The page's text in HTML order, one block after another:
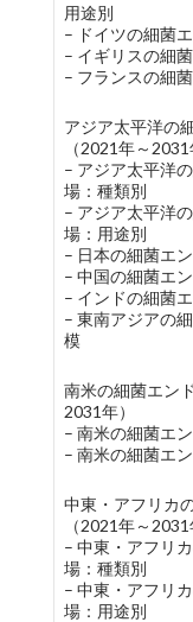
用途別
– ドイツの細菌
– イギリスの細
– フランスの細
アジア太平洋の
（2021年～2031
– アジア太平洋
場：種類別
– アジア太平洋
場：用途別
– 日本の細菌エ
– 中国の細菌エ
– インドの細菌
– 東南アジアの
模
南米の細菌エン
2031年）
– 南米の細菌エ
– 南米の細菌エ
中東・アフリカ
（2021年～2031
– 中東・アフリ
場：種類別
– 中東・アフリ
場：用途別